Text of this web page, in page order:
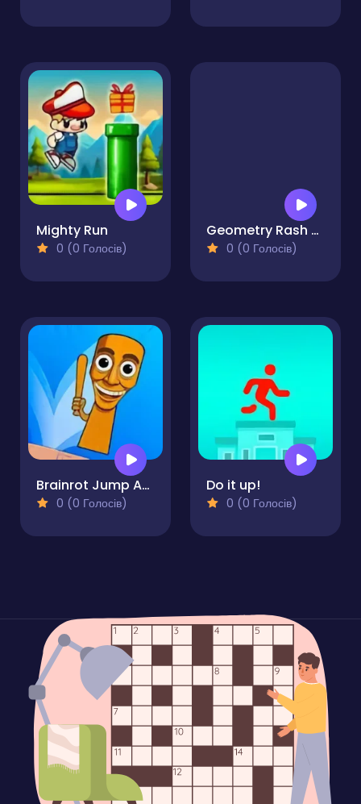
Mighty Run
0 (0 Голосів)
Geometry Rash But MCraft
0 (0 Голосів)
Brainrot Jump Adventure
0 (0 Голосів)
Do it up!
0 (0 Голосів)